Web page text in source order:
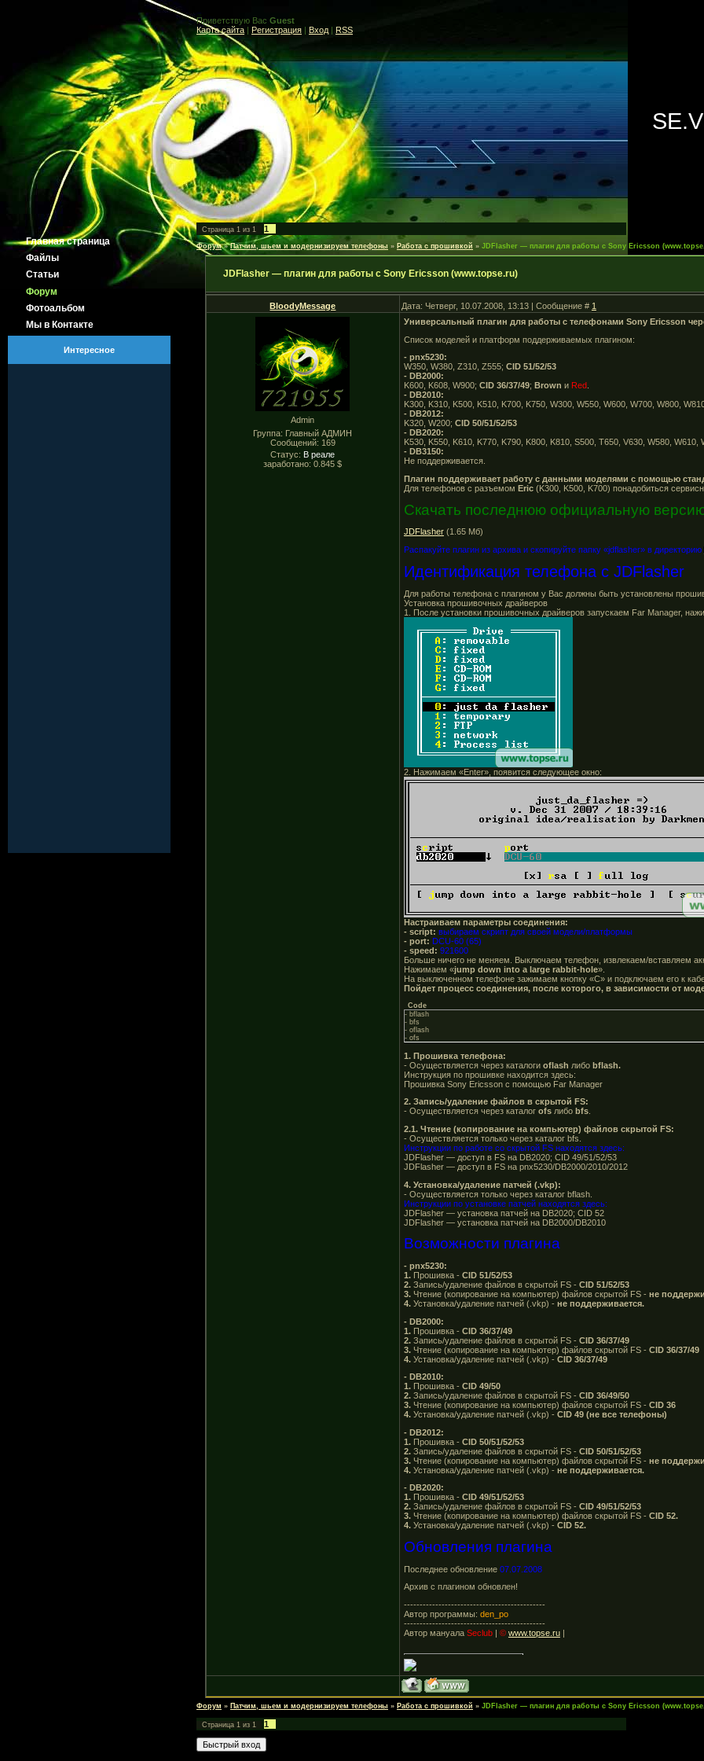
Главная страница
Файлы
Статьи
Форум
Фотоальбом
Мы в Контакте
Интересное
Приветствую Вас Guest
Карта сайта | Регистрация | Вход | RSS
Страница 1 из 1 1
Форум » Патчим, шьем и модернизируем телефоны » Работа с прошивкой » JDFlasher — плагин для работы с Sony Ericsson
JDFlasher — плагин для работы с Sony Ericsson (www.topse.ru)
BloodyMessage Дата: Четверг, 10.07.2008, 13:13 | Сообщение # 1
Admin
Группа: Главный АДМИН
Сообщений: 169
Статус: В реале
заработано: 0.845 $
Универсальный плагин для работы с телефонами Sony Ericsson
Список моделей и платформ поддерживаемых плагином:
- pnx5230:
W350, W380, Z310, Z555; CID 51/52/53
- DB2000:
K600, K608, W900; CID 36/37/49; Brown и Red
- DB2010:
K300, K310, K500, K510, K700, K750, W300, W550, W600, W700, W800,
- DB2012:
K320, W200; CID 50/51/52/53
- DB2020:
K530, K550, K610, K770, K790, K800, K810, S500, T650, V630, W580,
- DB3150:
Не поддерживается.
Плагин поддерживает работу с данными моделями с помощью
Для телефонов с разъемом Eric(K300, K500, K700) понадобиться
Скачать последнюю официальную
JDFlasher(1.65 Мб)
Распакуйте плагин из архива и скопируйте папку «jdflasher» в директорию
Идентификация телефона с JDFlasher
Для работы телефона с плагином у Вас должны быть установлены
Установка прошивочных драйверов
1. После установки прошивочных драйверов запускаем Far Manager,
2. Нажимаем «Enter», появится следующее окно:
Настраиваем параметры соединения:
- script: выбираем скрипт для своей модели/платформы
- port: DCU-60 (65)
- speed: 921600
Больше ничего не меняем. Выключаем телефон, извлекаем/вставляем
Нажимаем «jump down into a large rabbit-hole».
На выключенном телефоне зажимаем кнопку «C» и подключаем его к
Пойдет процесс соединения, после которого, в зависимости от
Code
- bflash
- bfs
- oflash
- ofs
1. Прошивка телефона:
- Осуществляется через каталоги oflash либо bflash.
Инструкция по прошивке находится здесь:
Прошивка Sony Ericsson с помощью Far Manager
2. Запись/удаление файлов в скрытой FS:
- Осуществляется через каталог ofsлибо bfs.
2.1. Чтение (копирование на компьютер) файлов скрытой FS:
- Осуществляется только через каталог bfs.
Инструкции по работе со скрытой FS находятся здесь:
JDFlasher — доступ в FS на DB2020; CID 49/51/52/53
JDFlasher — доступ в FS на pnx5230/DB2000/2010/2012
4. Установка/удаление патчей (.vkp):
- Осуществляется только через каталог bflash.
Инструкции по установке патчей находятся здесь:
JDFlasher — установка патчей на DB2020; CID 52
JDFlasher — установка патчей на DB2000/DB2010
Возможности плагина
- pnx5230:
1.Прошивка - CID 51/52/53
2.Запись/удаление файлов в скрытой FS - CID 51/52/53
3.Чтение (копирование на компьютер) файлов скрытой FS - не
4.Установка/удаление патчей (.vkp) - не поддерживается.
- DB2000:
1. Прошивка - CID 36/37/49
2. Запись/удаление файлов в скрытой FS - CID 36/37/49
3.Чтение (копирование на компьютер) файлов скрытой FS - CID 36/37/49
4.Установка/удаление патчей (.vkp) - CID 36/37/49
- DB2010:
1.Прошивка - CID 49/50
2.Запись/удаление файлов в скрытой FS - CID 36/49/50
3. Чтение (копирование на компьютер) файлов скрытой FS - CID 36
4.Установка/удаление патчей (.vkp) - CID 49 (не все телефоны)
- DB2012:
1.Прошивка - CID 50/51/52/53
2.Запись/удаление файлов в скрытой FS - CID 50/51/52/53
3.Чтение (копирование на компьютер) файлов скрытой FS - не
4.Установка/удаление патчей (.vkp) - не поддерживается.
- DB2020:
1. Прошивка - CID 49/51/52/53
2.Запись/удаление файлов в скрытой FS - CID 49/51/52/53
3. Чтение (копирование на компьютер) файлов скрытой FS - CID 52.
4.Установка/удаление патчей (.vkp) - CID 52.
Обновления плагина
Последнее обновление 07.07.2008
Архив с плагином обновлен!
---------------------------------------------
Автор программы: den_po
---------------------------------------------
Автор мануала Seclub| © www.topse.ru|
Форум » Патчим, шьем и модернизируем телефоны » Работа с прошивкой » JDFlasher — плагин для работы с Sony Ericsson
Страница 1 из 1
1